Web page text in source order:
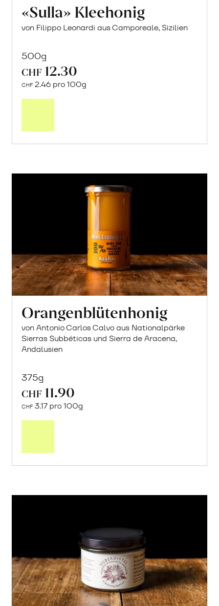
«Sulla» Kleehonig
von Filippo Leonardi aus Camporeale, Sizilien
500g
CHF 12.30
CHF 2.46 pro 100g
Orangenblütenhonig
von Antonio Carlos Calvo aus Nationalpärke
Sierras Subbéticas und Sierra de Aracena,
Andalusien
375g
CHF 11.90
CHF 3.17 pro 100g